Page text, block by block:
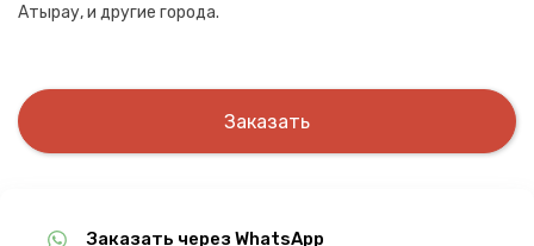
Атырау, и другие города.
Заказать
Заказать через WhatsApp